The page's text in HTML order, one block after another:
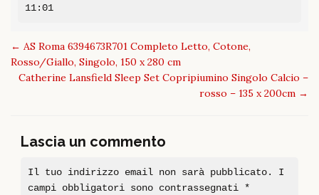
11:01
Post
navigation
← AS Roma 6394673R701 Completo Letto, Cotone,
Rosso/Giallo, Singolo, 150 x 280 cm
Catherine Lansfield Sleep Set Copripiumino Singolo Calcio –
rosso – 135 x 200cm →
Lascia un commento
Il tuo indirizzo email non sarà pubblicato.
I
campi obbligatori sono contrassegnati *